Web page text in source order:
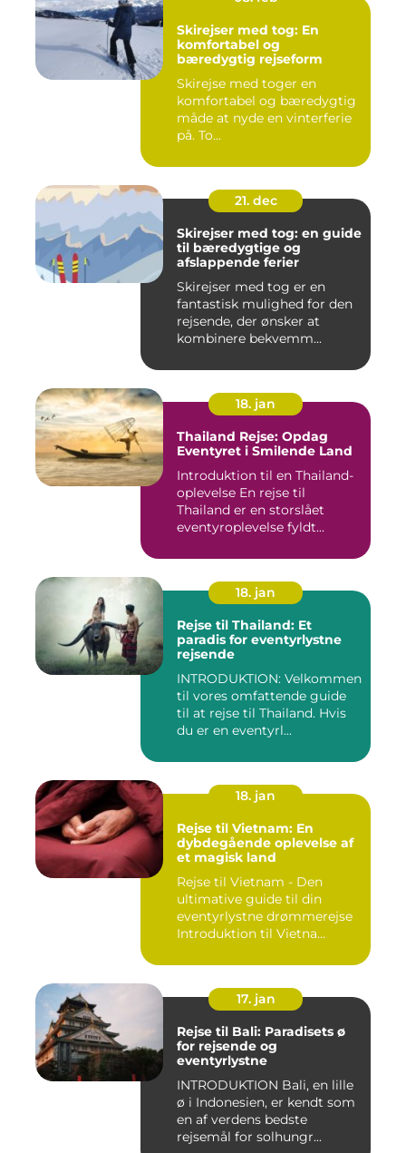
Skirejser med tog: En
komfortabel og
bæredygtig rejseform
Skirejse med toger en
komfortabel og bæredygtig
måde at nyde en vinterferie
på. To...
21. dec
Skirejser med tog: en guide
til bæredygtige og
afslappende ferier
Skirejser med tog er en
fantastisk mulighed for den
rejsende, der ønsker at
kombinere bekvemm...
18. jan
Thailand Rejse: Opdag
Eventyret i Smilende Land
Introduktion til en Thailand-
oplevelse En rejse til
Thailand er en storslået
eventyroplevelse fyldt...
18. jan
Rejse til Thailand: Et
paradis for eventyrlystne
rejsende
INTRODUKTION: Velkommen
til vores omfattende guide
til at rejse til Thailand. Hvis
du er en eventyrl...
18. jan
Rejse til Vietnam: En
dybdegående oplevelse af
et magisk land
Rejse til Vietnam - Den
ultimative guide til din
eventyrlystne drømmerejse
Introduktion til Vietna...
17. jan
Rejse til Bali: Paradisets ø
for rejsende og
eventyrlystne
INTRODUKTION Bali, en lille
ø i Indonesien, er kendt som
en af verdens bedste
rejsemål for solhungr...